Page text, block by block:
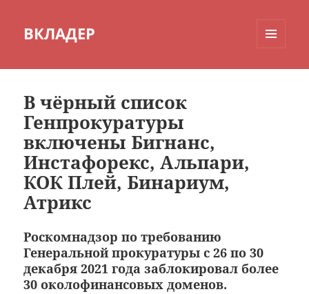
ВКЛАДЕР
В чёрный список
Генпрокуратуры
включены Бигнанс,
Инстафорекс, Альпари,
КОК Плей, Бинариум,
Атрикс
Роскомнадзор по требованию
Генеральной прокуратуры с 26 по 30
декабря 2021 года заблокировал более
30 околофинансовых доменов.